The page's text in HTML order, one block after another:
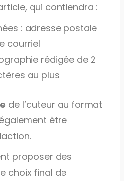
qui contiendra :
: adresse postale
courriel
rédigée de 2
au plus
de l’auteur au format
être
proposer des
choix final de